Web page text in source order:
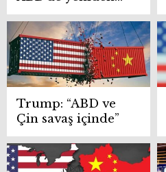
değer kazanıyor
Trump: “ABD ve
Çin savaş içinde”